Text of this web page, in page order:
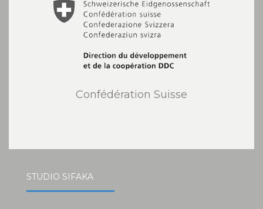
Confédération Suisse
STUDIO SIFAKA